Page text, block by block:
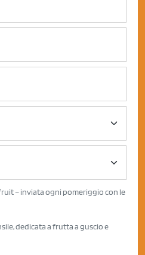
– inviata ogni pomeriggio con le
dedicata a frutta a guscio e